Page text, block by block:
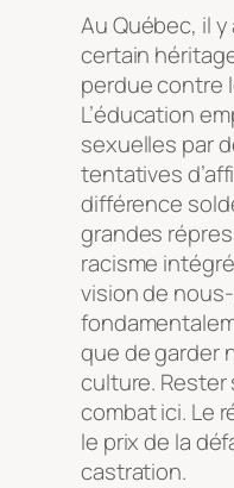
Au Québec, il
certain
perdue contre
L’éducation
sexuelles par
tentatives
différence
grandes
racisme
vision de
que de garder
culture.
combat ici. Le
le prix de la
castration.